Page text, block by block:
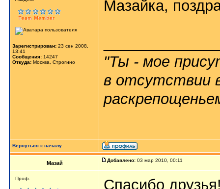
Зарегистрирован: 23 сен 2008,
13:41
Сообщения: 14247
Откуда: Москва, Строгино
Мазайка,
"Ты - мое
в отсутствии
Вернуться к началу
Мазай Добавлено: 03 мар 2010, 00:11
Проф.
Спасибо